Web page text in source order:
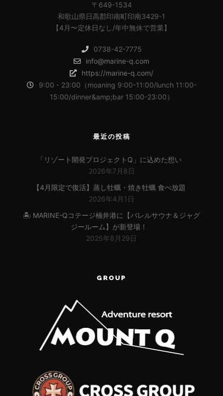
〒649-1534
和歌山県日高郡印南町印南3429-1
【4月〜定休日なし/年中無休で営業】
0738-42-7775
info@marine-q.com
https://marine-q.com/
9:00 - 23:00（moaning 9:00-11:00/lunch 11:00-
15:00/dinner&amp;bar 15:00-23:00）
最近の投稿
「リゾート開発プロジェクトQ」に込めた想い
2026年7月8日
【4月限定で復活】蒸し牡蠣・焼き牡蠣 食べ放題
2026年4月1日
🏝 MARINE-Qコテージ楠井港に【バレルサウナ＆ジャグ
ジールーム】が新登場！
2025年8月29日
GROUP